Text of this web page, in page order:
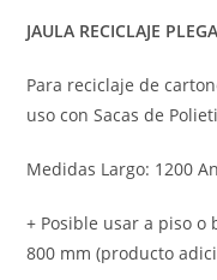
JAULA RECICLAJE
Para reciclaje de
uso con Sacas de
Medidas Largo: 1200
+ Posible usar a piso
800 mm (producto